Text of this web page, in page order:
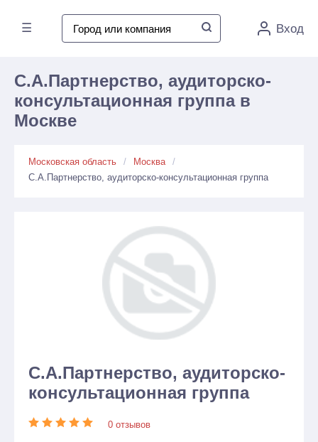
☰ Вход
С.А.Партнерство, аудиторско-
консультационная группа в
Москве
Московская область
Москва
С.А.Партнерство, аудиторско-консультационная группа
С.А.Партнерство, аудиторско-
консультационная группа
0 отзывов